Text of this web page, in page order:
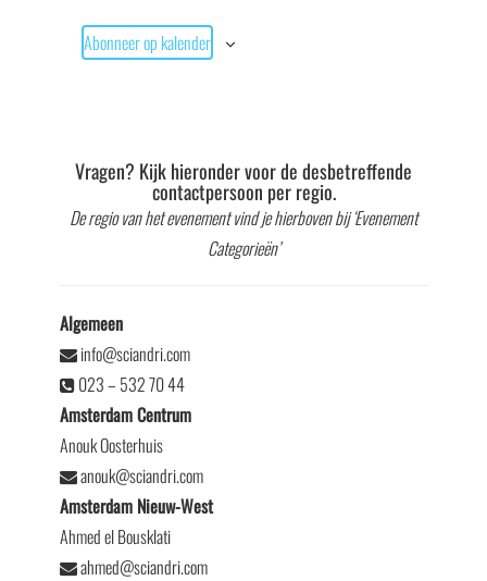
Abonneer op kalender
Vragen? Kijk hieronder voor de desbetreffende
contactpersoon per regio.
De regio van het evenement vind je hierboven bij ‘Evenement
Categorieën’
Algemeen
info@sciandri.com
023 – 532 70 44
Amsterdam Centrum
Anouk Oosterhuis
anouk@sciandri.com
Amsterdam Nieuw-West
Ahmed el Bousklati
ahmed@sciandri.com